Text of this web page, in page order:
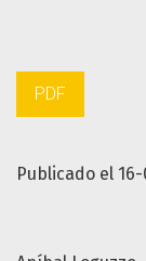
Publicado el 16-
PDF